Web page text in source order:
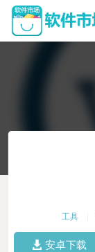
工具
安卓下载